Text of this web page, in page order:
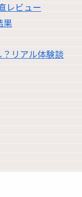
レビュー
果
リアル体験談